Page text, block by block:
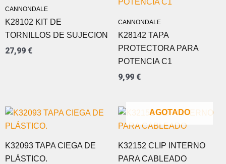
CANNONDALE
K28102 KIT DE
TORNILLOS DE SUJECION
27,99 €
CANNONDALE
K28142 TAPA
PROTECTORA PARA
POTENCIA C1
9,99 €
K32093 TAPA CIEGA DE
PLÁSTICO.
AGOTADO
K32152 CLIP INTERNO
PARA CABLEADO